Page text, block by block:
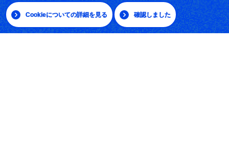
Cookieについての詳細を見る 確認しました
サイトマップ
日本語 | English